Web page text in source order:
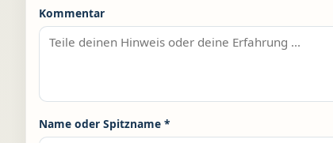
Kommentar
Name oder Spitzname *